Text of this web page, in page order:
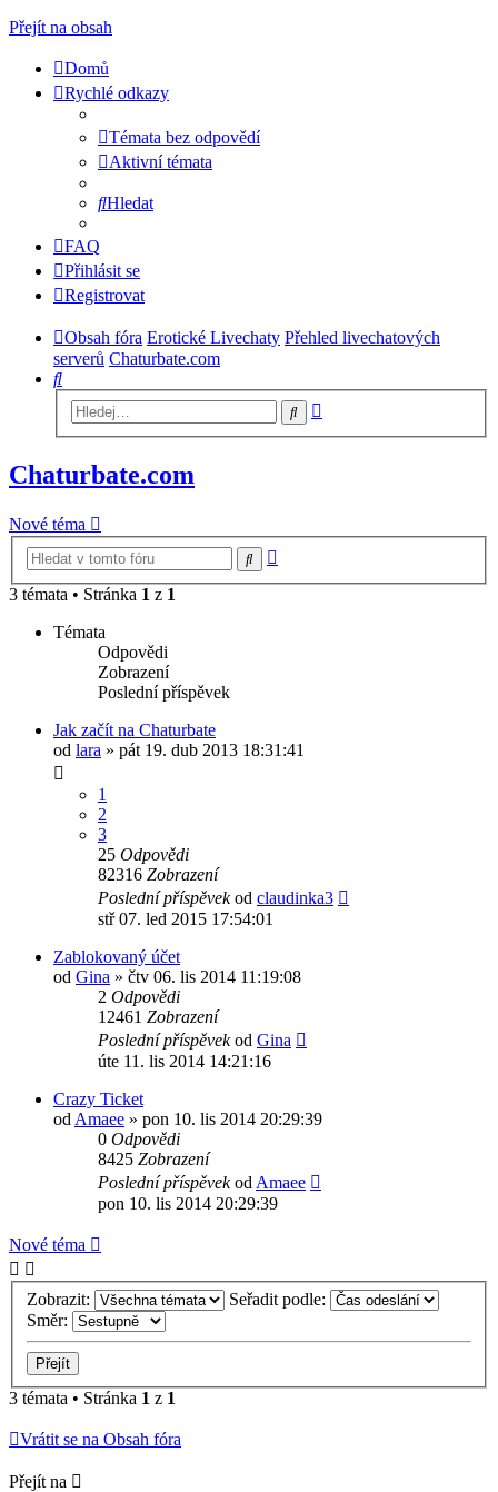
Přejít na obsah
Domů
Rychlé odkazy
Témata bez odpovědí
Aktivní témata
Hledat
FAQ
Přihlásit se
Registrovat
Obsah fóra Erotické Livechaty Přehled livechatových
serverů Chaturbate.com
Hledat
Hledat
Chaturbate.com
Nové téma
Hledat
3 témata • Stránka 1 z 1
Témata
Odpovědi
Zobrazení
Poslední příspěvek
Jak začít na Chaturbate
od lara » pát 19. dub 2013 18:31:41
1
2
3
25 Odpovědi
82316 Zobrazení
Poslední příspěvekod claudinka3
stř 07. led 2015 17:54:01
Zablokovaný účet
od Gina » čtv 06. lis 2014 11:19:08
2 Odpovědi
12461 Zobrazení
Poslední příspěvekod Gina
úte 11. lis 2014 14:21:16
Crazy Ticket
od Amaee » pon 10. lis 2014 20:29:39
0 Odpovědi
8425 Zobrazení
Poslední příspěvekod Amaee
pon 10. lis 2014 20:29:39
Nové téma
Zobrazit:
Seřadit podle:
Směr:
3 témata • Stránka 1 z 1
Vrátit se na Obsah fóra
Přejít na